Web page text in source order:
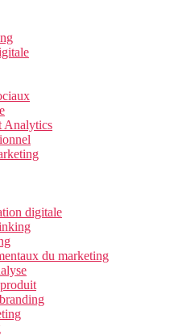
Analytics
digitale
du marketing